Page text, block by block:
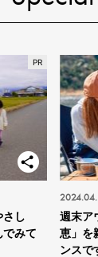
さし
みて
週末ア
恵」を
ンスで